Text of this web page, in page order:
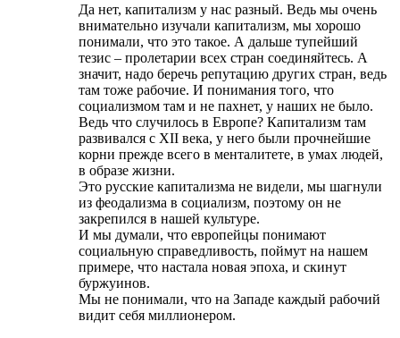
Да нет, капитализм у нас разный. Ведь мы очень
внимательно изучали капитализм, мы хорошо
понимали, что это такое. А дальше тупейший
тезис – пролетарии всех стран соединяйтесь. А
значит, надо беречь репутацию других стран, ведь
там тоже рабочие. И понимания того, что
социализмом там и не пахнет, у наших не было.
Ведь что случилось в Европе? Капитализм там
развивался с XII века, у него были прочнейшие
корни прежде всего в менталитете, в умах людей,
в образе жизни.
Это русские капитализма не видели, мы шагнули
из феодализма в социализм, поэтому он не
закрепился в нашей культуре.
И мы думали, что европейцы понимают
социальную справедливость, поймут на нашем
примере, что настала новая эпоха, и скинут
буржуинов.
Мы не понимали, что на Западе каждый рабочий
видит себя миллионером.